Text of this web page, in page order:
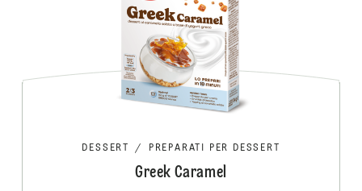
DESSERT / PREPARATI PER DESSERT
Greek Caramel